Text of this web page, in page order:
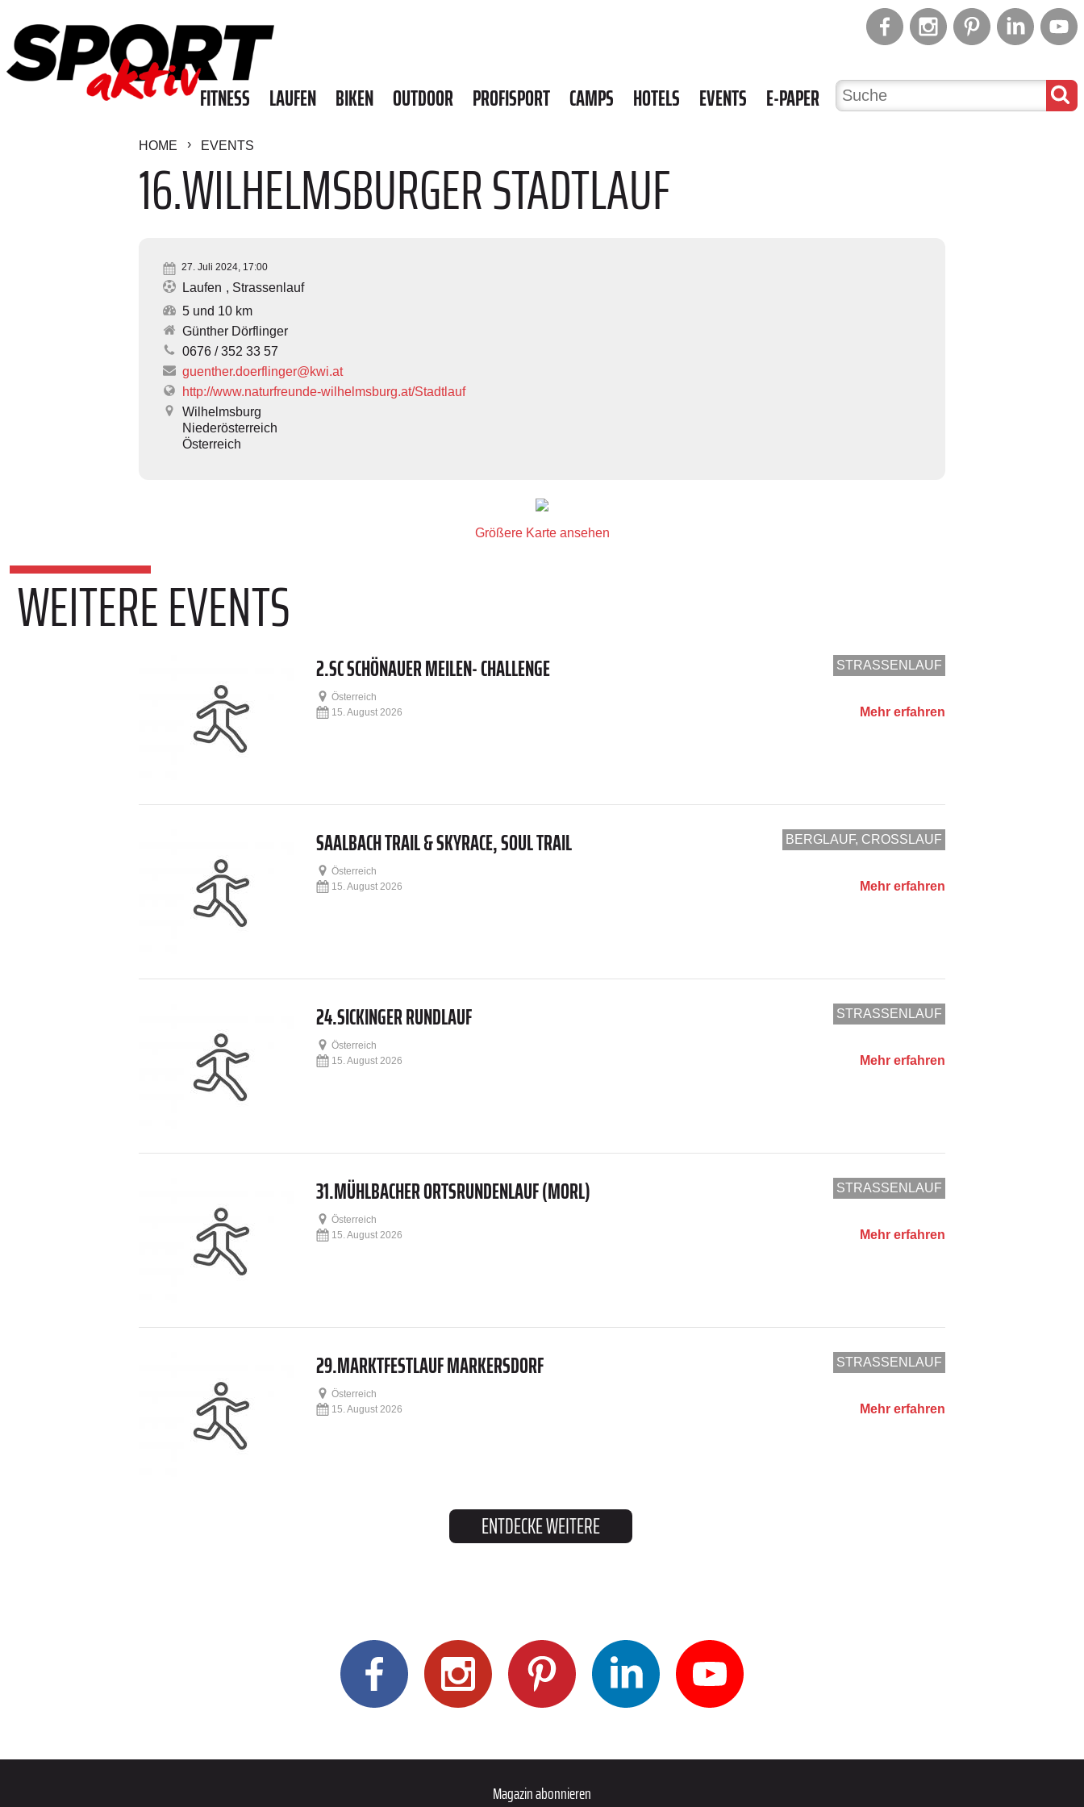
FITNESS LAUFEN BIKEN OUTDOOR PROFISPORT CAMPS HOTELS EVENTS E-PAPER
HOME EVENTS
16.WILHELMSBURGER STADTLAUF
27. Juli 2024, 17:00
Laufen
Strassenlauf
5 und 10 km
Günther Dörflinger
0676 / 352 33 57
guenther.doerflinger@kwi.at
http://www.naturfreunde-wilhelmsburg.at/Stadtlauf
Wilhelmsburg
Niederösterreich
Österreich
Größere Karte ansehen
WEITERE EVENTS
STRASSENLAUF
2.SC SCHÖNAUER MEILEN- CHALLENGE
Österreich
Mehr erfahren
15. August 2026
BERGLAUF, CROSSLAUF
SAALBACH TRAIL & SKYRACE, SOUL TRAIL
Österreich
Mehr erfahren
15. August 2026
STRASSENLAUF
24.SICKINGER RUNDLAUF
Österreich
Mehr erfahren
15. August 2026
STRASSENLAUF
31.MÜHLBACHER ORTSRUNDENLAUF (MORL)
Österreich
Mehr erfahren
15. August 2026
STRASSENLAUF
29.MARKTFESTLAUF MARKERSDORF
Österreich
Mehr erfahren
15. August 2026
ENTDECKE WEITERE
Magazin abonnieren